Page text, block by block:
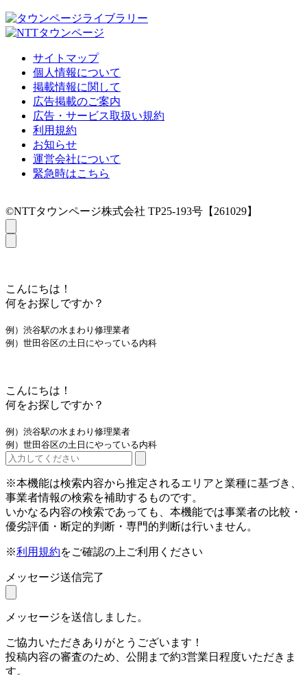
サイトマップ
個人情報について
掲載情報に関して
広告掲載のご案内
広告・サービス取扱い規約
利用規約
お知らせ
運営会社について
緊急時はこちら
©NTTタウンページ株式会社 TP25-193号【261029】
こんにちは！
何をお探しですか？
例）渋谷駅の水まわり修理業者
例）世田谷区の土日にやっている内科
こんにちは！
何をお探しですか？
例）渋谷駅の水まわり修理業者
例）世田谷区の土日にやっている内科
※本機能は検索内容から推定されるエリアと業種に基づき、
事業者情報の検索を補助するものです。
いかなる内容の検索であっても、本機能では事業者の比較・
優劣評価・断定的判断・専門的判断は行いません。
※利用規約をご確認の上ご利用ください
メッセージ送信完了
メッセージを送信しました。
ご協力いただきありがとうございます！
投稿内容の審査のため、公開まで約3営業日程度いただきま
す。